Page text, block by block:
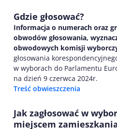
Gdzie głosować?
Informacja o numerach oraz
obwodów głosowania,
obwodowych komisji
głosowania
w wyborach do Parlamentu
na dzień 9 czerwca 2024r.
Treść obwieszczenia
Jak zagłosować w
miejscem